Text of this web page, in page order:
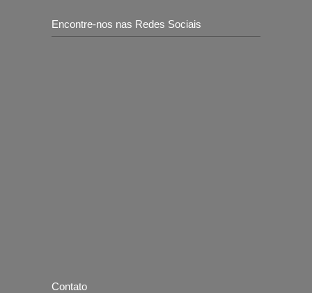
Encontre-nos nas Redes Sociais
Contato